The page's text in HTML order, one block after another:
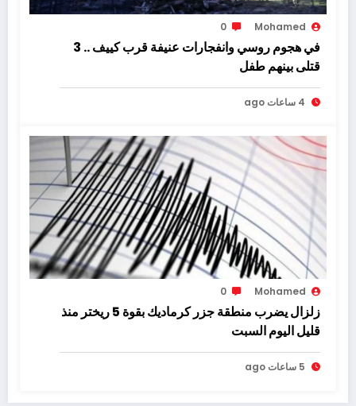
Mohamed
0
في هجوم روسي وانفجارات عنيفة قرب كييف .. 3
قتلى بينهم طفل
4 ساعات ago
Mohamed
0
زلزال يضرب منطقة جزر كرماديك بقوة 5 ريختر منذ
قليل اليوم السبت
5 ساعات ago